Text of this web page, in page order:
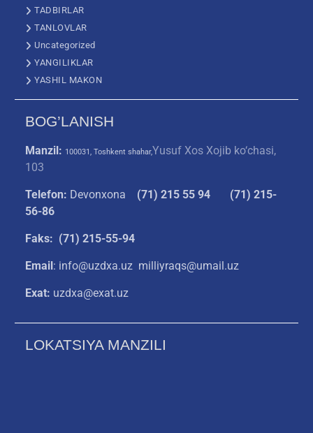
TADBIRLAR
TANLOVLAR
Uncategorized
YANGILIKLAR
YASHIL MAKON
BOG’LANISH
Manzil: 100031, Toshkent shahar,Yusuf Xos Xojib ko‘chasi,
103
Telefon: Devonxona (71) 215 55 94
(71) 215-
56-86
Faks: (71) 215-55-94
Email: info@uzdxa.uz milliyraqs@umail.uz
Exat: uzdxa@exat.uz
LOKATSIYA MANZILI